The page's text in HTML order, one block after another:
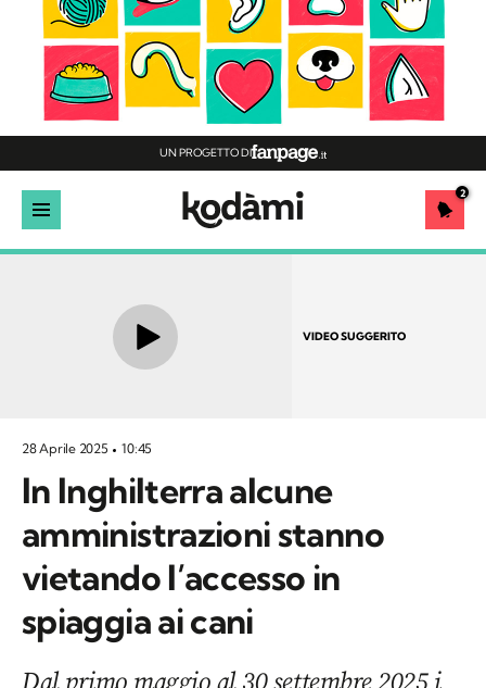
UN PROGETTO DI
2
VIDEO SUGGERITO
28 Aprile 2025 10:45
In Inghilterra alcune
amministrazioni stanno
vietando l’accesso in
spiaggia ai cani